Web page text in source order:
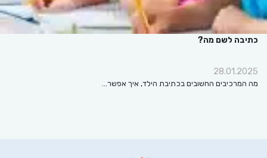
כתיבה לשם מה?
28.01.2025
מה המרכיבים החשובים בכתיבת הילד, איך אפשר…